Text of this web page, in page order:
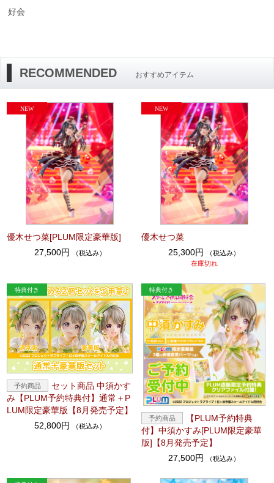
好会
RECOMMENDED おすすめアイテム
優木せつ菜[PLUM限定豪華版]
27,500円
（税込み）
優木せつ菜
25,300円
（税込み）
在庫切れ
セット商品 中須かす
み【PLUM予約特典付】通常＋P
LUM限定豪華版【8月発売予定】
52,800円
（税込み）
【PLUM予約特典
付】中須かすみ[PLUM限定豪華
版]【8月発売予定】
27,500円
（税込み）